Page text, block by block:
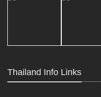
Thailand Info Links